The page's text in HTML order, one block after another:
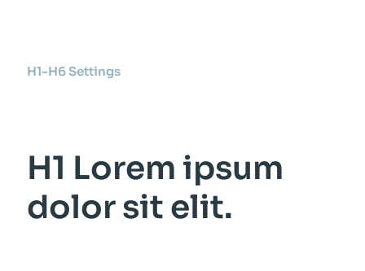
H1-H6 Settings
H1 Lorem ipsum
dolor sit elit.